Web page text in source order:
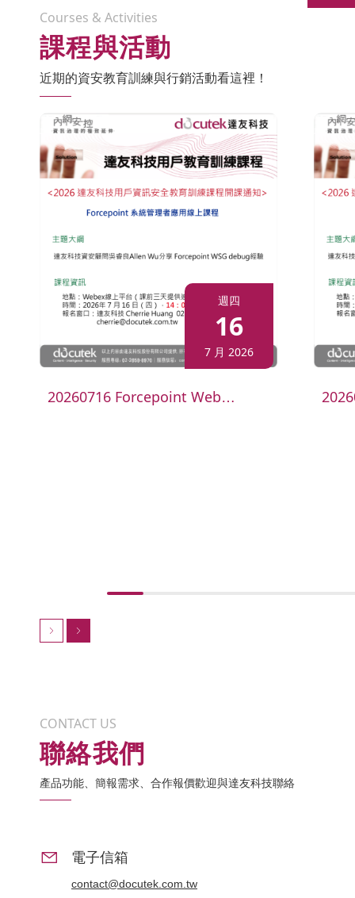
Courses & Activities
課程與活動
近期的資安教育訓練與行銷活動看這裡！
週四
16
7 月 2026
20260716 Forcepoint Web
CONTACT US
聯絡我們
產品功能、簡報需求、合作報價歡迎與達友科技聯絡
電子信箱
contact@docutek.com.tw